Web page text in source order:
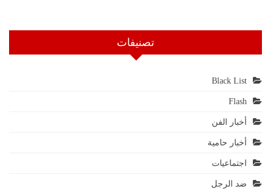
تصنيفات
Black List
Flash
أخبار الفن
أخبار حامية
اجتماعيات
ضد الرجل